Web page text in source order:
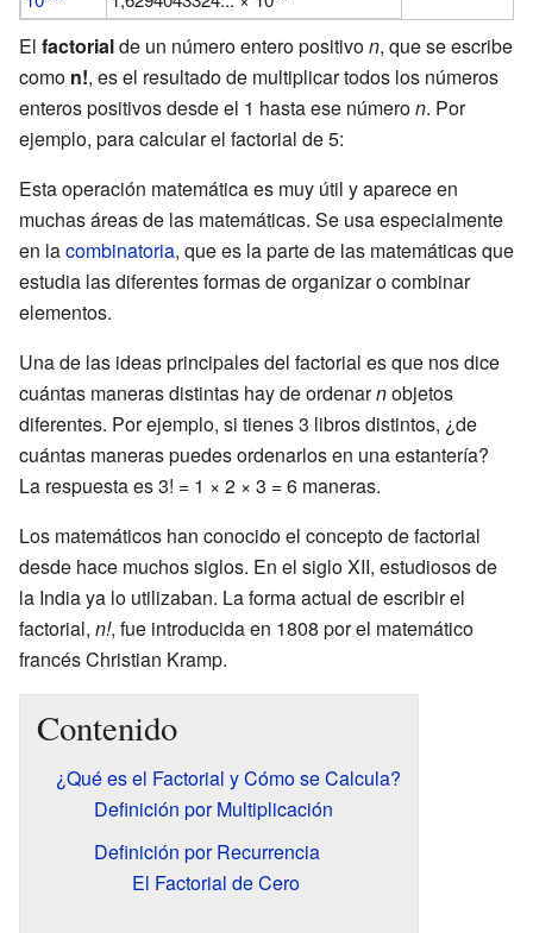
El factorialde un número entero positivon, que se escribe
como n!, es el resultado de multiplicar todos los números
enteros positivos desde el 1 hasta ese númeron. Por
ejemplo, para calcular el factorial de 5:
Esta operación matemática es muy útil y aparece en
muchas áreas de las matemáticas. Se usa especialmente
en lacombinatoria, que es la parte de las matemáticas que
estudia las diferentes formas de organizar o combinar
elementos.
Una de las ideas principales del factorial es que nos dice
cuántas maneras distintas hay de ordenarnobjetos
diferentes. Por ejemplo, si tienes 3 libros distintos, ¿de
cuántas maneras puedes ordenarlos en una estantería?
La respuesta es 3! = 1 × 2 × 3 = 6 maneras.
Los matemáticos han conocido el concepto de factorial
desde hace muchos siglos. En el siglo XII, estudiosos de
la India ya lo utilizaban. La forma actual de escribir el
factorial, n!, fue introducida en 1808 por el matemático
francés Christian Kramp.
Contenido
¿Qué es el Factorial y Cómo se Calcula?
Definición por Multiplicación
Definición por Recurrencia
El Factorial de Cero